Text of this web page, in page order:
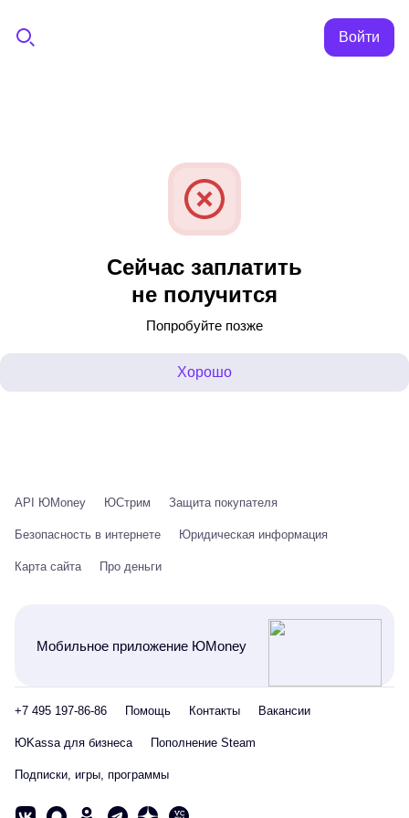
Войти
Сейчас заплатить
не получится
Попробуйте позже
Хорошо
API ЮMoney ЮСтрим Защита покупателя
Безопасность в интернете Юридическая информация
Карта сайта Про деньги
Мобильное приложение ЮMoney
+7 495 197-86-86 Помощь Контакты Вакансии
ЮKassa для бизнеса Пополнение Steam
Подписки, игры, программы